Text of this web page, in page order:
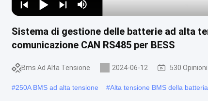
Sistema di gestione delle batterie ad alta
comunicazione CAN RS485 per BESS
Bms Ad Alta Tensione 2024-06-12 530 Opinioni
#250A BMS ad alta tensione #Alta tensione BMS della